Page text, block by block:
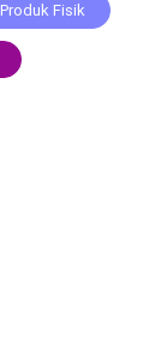
Produk Fisik